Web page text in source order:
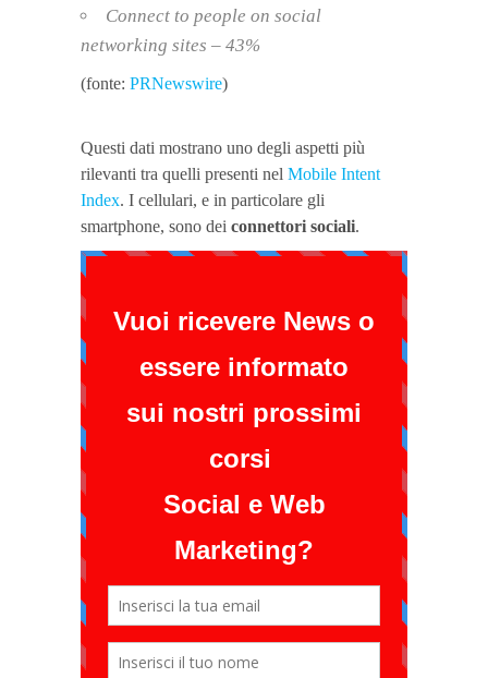
Connect to people on social
networking sites – 43%
(fonte: PRNewswire)
Questi dati mostrano uno degli aspetti più
rilevanti tra quelli presenti nel Mobile Intent
Index. I cellulari, e in particolare gli
smartphone, sono dei connettori sociali.